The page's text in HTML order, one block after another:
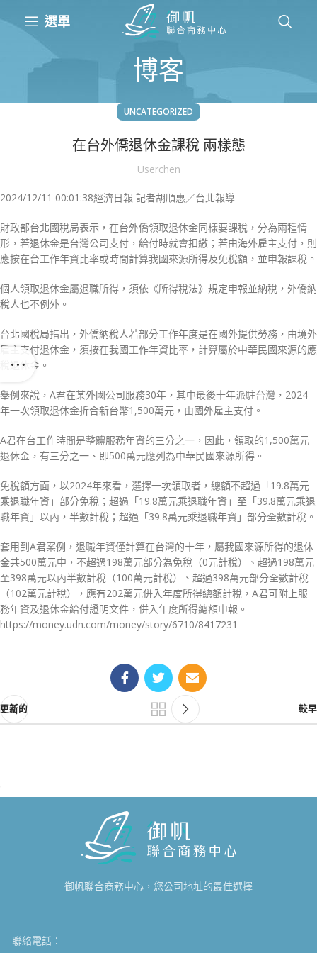
選單
博客
UNCATEGORIZED
在台外僑退休金課稅 兩樣態
Userchen
2024/12/11 00:01:38經濟日報 記者胡順惠／台北報導
財政部台北國稅局表示，在台外僑領取退休金同樣要課稅，分為兩種情
形，若退休金是台灣公司支付，給付時就會扣繳；若由海外雇主支付，則
應按在台工作年資比率或時間計算我國來源所得及免稅額，並申報課稅。
個人領取退休金屬退職所得，須依《所得稅法》規定申報並納稅，外僑納
稅人也不例外。
台北國稅局指出，外僑納稅人若部分工作年度是在國外提供勞務，由境外
雇主支付退休金，須按在我國工作年資比率，計算屬於中華民國來源的應
稅退休金。
舉例來說，A君在某外國公司服務30年，其中最後十年派駐台灣，2024
年一次領取退休金折合新台幣1,500萬元，由國外雇主支付。
A君在台工作時間是整體服務年資的三分之一，因此，領取的1,500萬元
退休金，有三分之一、即500萬元應列為中華民國來源所得。
免稅額方面，以2024年來看，選擇一次領取者，總額不超過「19.8萬元
乘退職年資」部分免稅；超過「19.8萬元乘退職年資」至「39.8萬元乘退
職年資」以內，半數計稅；超過「39.8萬元乘退職年資」部分全數計稅。
套用到A君案例，退職年資僅計算在台灣的十年，屬我國來源所得的退休
金共500萬元中，不超過198萬元部分為免稅（0元計稅）、超過198萬元
至398萬元以內半數計稅（100萬元計稅）、超過398萬元部分全數計稅
（102萬元計稅），應有202萬元併入年度所得總額計稅，A君可附上服
務年資及退休金給付證明文件，併入年度所得總額申報。
https://money.udn.com/money/story/6710/8417231
更新的 較早
御帆聯合商務中心，您公司地址的最佳選擇
聯絡電話：